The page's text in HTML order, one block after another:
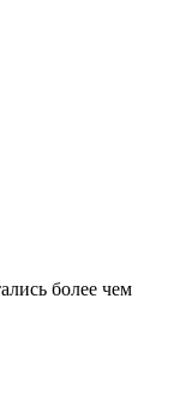
более чем